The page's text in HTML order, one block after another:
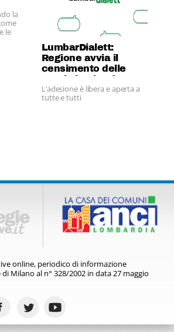
la
le
LumbarDialett:
Regione avvia il
censimento delle
parole lombarde
L’adesione è libera e aperta a
tutte e tutti
online, periodico di informazione
Milano al n° 328/2002 in data 27 maggio